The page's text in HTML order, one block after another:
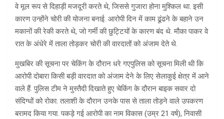
वे मूल रूप से दिहाड़ी मजदूरी करते थे, जिससे गुजारा होना मुश्किल था. इसी
कारण उन्होंने चोरी की योजना बनाई. आरोपी दिन में काम ढूंढने के बहाने उन
मकानों की रेकी करते थे, जो गर्मी की छुट्टियों के कारण बंद थे. मौका पाकर वे
रात के अंधेरे में ताला तोड़कर चोरी की वारदातों को अंजाम देते थे.​
मुखबिर की सूचना पर चेकिंग के दौरान धरे गए​पुलिस को सूचना मिली थी कि
आरोपी दोबारा किसी बड़ी वारदात को अंजाम देने के लिए सेलाकुई क्षेत्र में आने
वाले हैं. पुलिस टीम ने मुस्तैदी दिखाते हुए चेकिंग के दौरान बाइक सवार दो
संदिग्धों को रोका. तलाशी के दौरान उनके पास से ताला तोड़ने वाले उपकरण
बरामद किया गया. पकड़े गई आरोपी का नाम विकास (उम्र 21 वर्ष), निवासी